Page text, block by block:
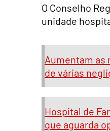
O Conselho
unidade
Aumentam as
de várias
Hospital de
que aguarda